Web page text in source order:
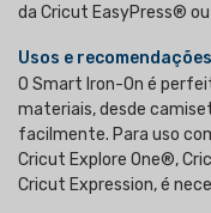
da Cricut EasyPress®
Usos e
O Smart Iron-On é
materiais, desde
facilmente. Para uso
Cricut Explore One®,
Cricut Expression, é